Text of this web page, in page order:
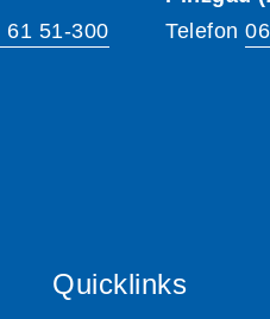
61 51-300
Telefon
Quicklinks